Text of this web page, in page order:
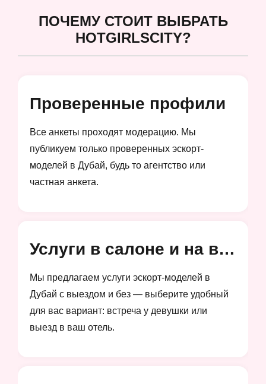
ПОЧЕМУ СТОИТ ВЫБРАТЬ
HOTGIRLSCITY?
Проверенные профили
Все анкеты проходят модерацию. Мы
публикуем только проверенных эскорт-
моделей в Дубай, будь то агентство или
частная анкета.
Услуги в салоне и на выезд
Мы предлагаем услуги эскорт-моделей в
Дубай с выездом и без — выберите удобный
для вас вариант: встреча у девушки или
выезд в ваш отель.